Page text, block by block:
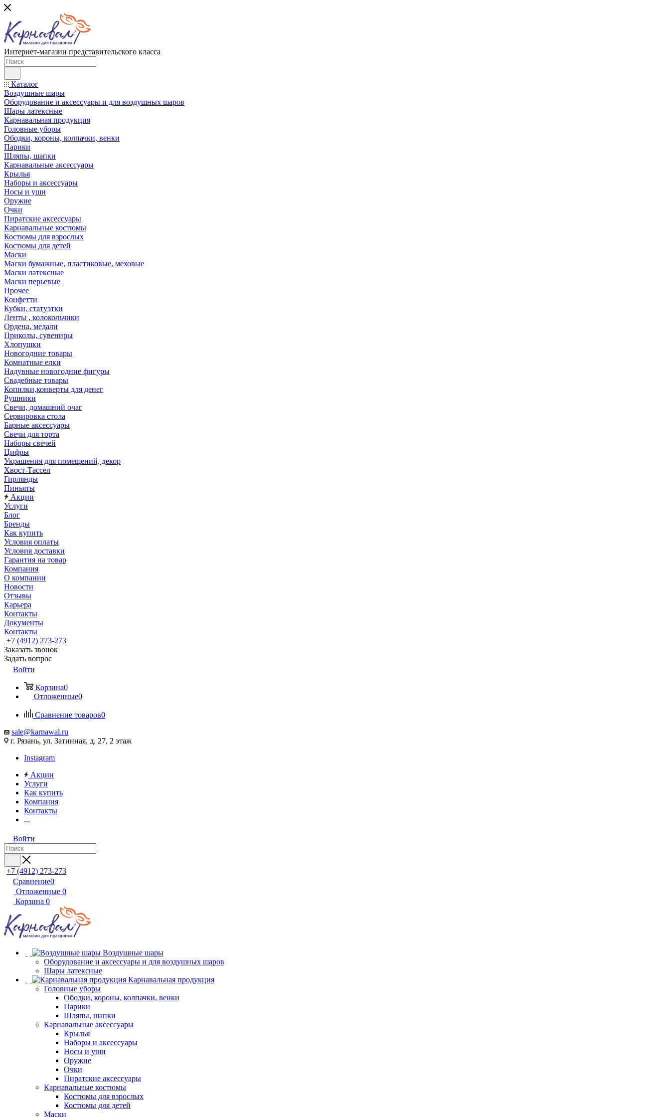
Интернет-магазин представительского класса
Каталог
Воздушные шары
Оборудование и аксессуары и для воздушных шаров
Шары латексные
Карнавальная продукция
Головные уборы
Ободки, короны, колпачки, венки
Парики
Шляпы, шапки
Карнавальные аксессуары
Крылья
Наборы и аксессуары
Носы и уши
Оружие
Очки
Пиратские аксессуары
Карнавальные костюмы
Костюмы для взрослых
Костюмы для детей
Маски
Маски бумажные, пластиковые, меховые
Маски латексные
Маски перьевые
Прочее
Конфетти
Кубки, статуэтки
Ленты , колокольчики
Ордена, медали
Приколы, сувениры
Хлопушки
Новогодние товары
Комнатные елки
Надувные новогодние фигуры
Свадебные товары
Копилки,конверты для денег
Рушники
Свечи, домашний очаг
Сервировка стола
Барные аксессуары
Свечи для торта
Наборы свечей
Цифры
Украшения для помещений, декор
Хвост-Тассел
Гирлянды
Пиньяты
Акции
Услуги
Блог
Бренды
Как купить
Условия оплаты
Условия доставки
Гарантия на товар
Компания
О компании
Новости
Отзывы
Карьера
Контакты
Документы
Контакты
+7 (4912) 273-273
Заказать звонок
Задать вопрос
Войти
Корзина0
Отложенные0
Сравнение товаров0
sale@karnawal.ru
г. Рязань, ул. Затинная, д. 27, 2 этаж
Instagram
Акции
Услуги
Как купить
Компания
Контакты
...
Войти
+7 (4912) 273-273
Сравнение0
Отложенные 0
Корзина 0
Воздушные шары
Оборудование и аксессуары и для воздушных шаров
Шары латексные
Карнавальная продукция
Головные уборы
Ободки, короны, колпачки, венки
Парики
Шляпы, шапки
Карнавальные аксессуары
Крылья
Наборы и аксессуары
Носы и уши
Оружие
Очки
Пиратские аксессуары
Карнавальные костюмы
Костюмы для взрослых
Костюмы для детей
Маски